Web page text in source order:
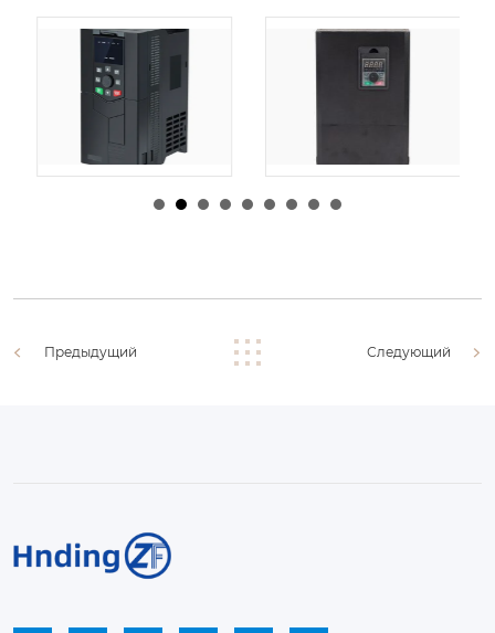
由admin |30 1 月,
由admin |29 1 月,
Предыдущий Следующий